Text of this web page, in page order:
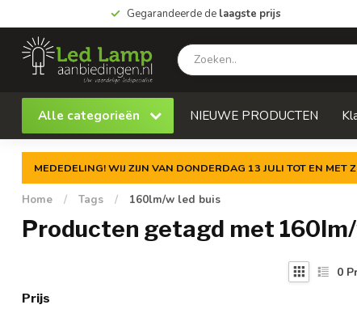
Gegarandeerde de laagste prijs
Alle categorieën NIEUWE PRODUCTEN
MEDEDELING! WIJ ZIJN VAN DONDERDAG 13 JULI TOT EN
Home / Tags / 160lm/w led buis
Producten getagd met
Prijs
0